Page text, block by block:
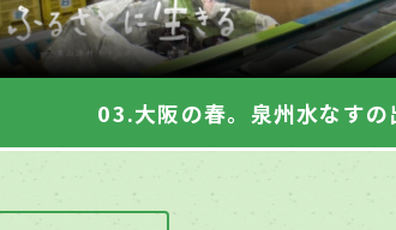
03.大阪の春。泉州水なすの出荷と選果